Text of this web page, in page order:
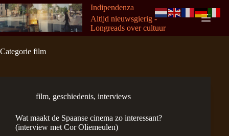
Ga
naar
de
inhoud
Indipendenza
Altijd nieuwsgierig -
Longreads over cultuur
Categorie film
film, geschiedenis, interviews
Wat maakt de Spaanse cinema zo interessant?
(interview met Cor Oliemeulen)